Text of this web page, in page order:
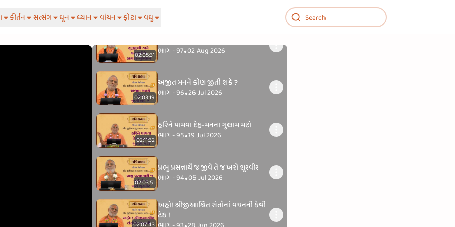
કીર્તન સત્સંગ ધૂન ધ્યાન વાંચન ફોટા વધુ
02:05:31 ભાગ - 97•02 Aug 2026
02:03:19
અજીત મનને કોણ જીતી શકે ?
ભાગ - 96•26 Jul 2026
02:11:32
હરિને પામવા દેહ-મનના ગુલામ મટો
ભાગ - 95•19 Jul 2026
02:03:51
પ્રભુ પ્રસન્નાર્થે જ જીવે તે જ ખરો શૂરવીર
ભાગ - 94•05 Jul 2026
અહો! શ્રીજીઆશ્રિત સંતોનાં વચનની કેવી
ટેક !